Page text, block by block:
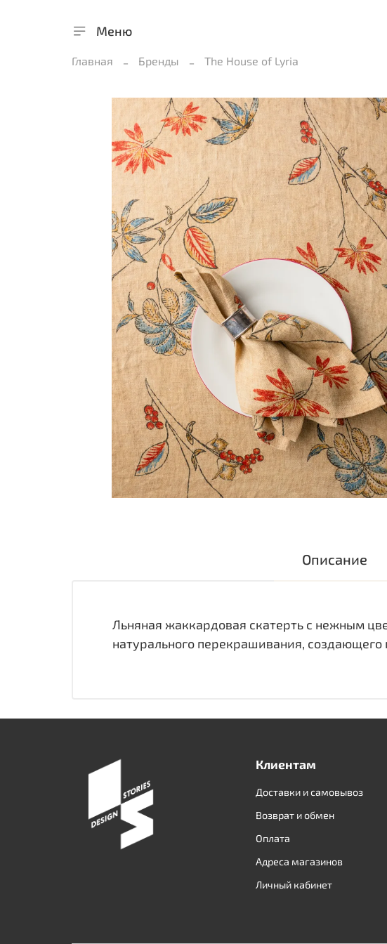
Меню
Главная Бренды The House of Lyria
Описание
Льняная жаккардовая скатерть с нежным
натурального перекрашивания,
Клиентам
Доставки и самовывоз
Возврат и обмен
Оплата
Адреса магазинов
Личный кабинет